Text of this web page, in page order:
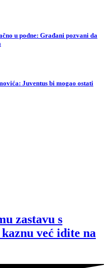
u podne: Građani pozvani da
Juventus bi mogao ostati
zastavu s
već idite na